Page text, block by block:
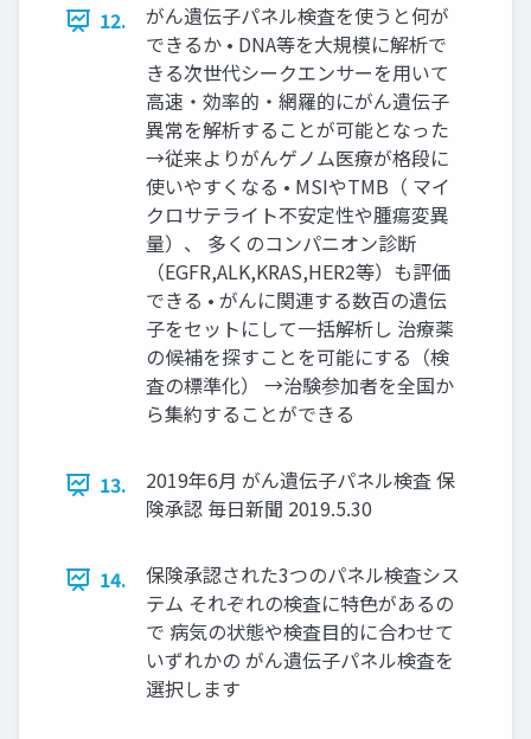
12.
がん遺伝子パネル検査を使うと何が
できるか • DNA等を大規模に解析で
きる次世代シークエンサーを用いて
高速・効率的・網羅的にがん遺伝子
異常を解析することが可能となった
→従来よりがんゲノム医療が格段に
使いやすくなる • MSIやTMB（ マイ
クロサテライト不安定性や腫瘍変異
量）、 多くのコンパニオン診断
（EGFR,ALK,KRAS,HER2等）も評価
できる • がんに関連する数百の遺伝
子をセットにして一括解析し 治療薬
の候補を探すことを可能にする（検
査の標準化） →治験参加者を全国か
ら集約することができる
13.
2019年6月 がん遺伝子パネル検査 保
険承認 毎日新聞 2019.5.30
14.
保険承認された3つのパネル検査シス
テム それぞれの検査に特色があるの
で 病気の状態や検査目的に合わせて
いずれかの がん遺伝子パネル検査を
選択します